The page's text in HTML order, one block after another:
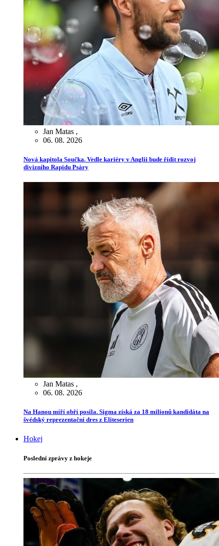
Jan Matas ,
06. 08. 2026
Nová kapitola Součka. Vedle kariéry v Anglii bude řídit rozvoj
divizního Rapidu Psáry
Jan Matas ,
06. 08. 2026
Na Hanou míří obří posila. Sigma získá za 18 milionů kandidáta na
švédský reprezentační dres z Eliteserien
Hokej
Poslední zprávy z hokeje